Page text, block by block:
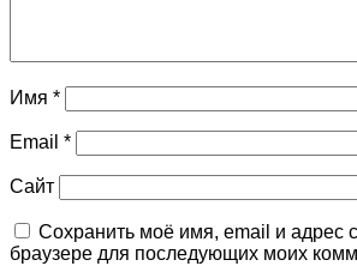
Имя *
Email *
Сайт
Сохранить моё имя, email и адрес
браузере для последующих моих